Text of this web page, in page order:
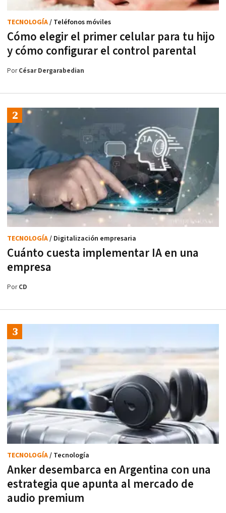
Cómo elegir el primer celular para tu hijo
y cómo configurar el control parental
TECNOLOGÍA/ Teléfonos móviles
PorCésar Dergarabedian
Cuánto cuesta implementar IA en una
empresa
TECNOLOGÍA/ Digitalización empresaria
PorCD
Anker desembarca en Argentina con una
estrategia que apunta al mercado de
audio premium
TECNOLOGÍA/ Tecnología